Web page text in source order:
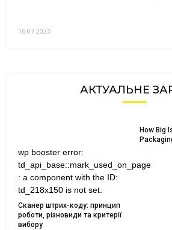
16.07.2023
АКТУАЛЬНЕ
wp booster error:
td_api_base::mark_used_on_page
: a component with the ID:
td_218x150 is not set.
Сканер штрих-коду: принцип
роботи, різновиди та критерії
вибору
How Big